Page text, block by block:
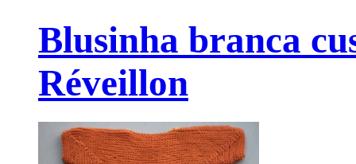
Blusinha branca
Réveillon